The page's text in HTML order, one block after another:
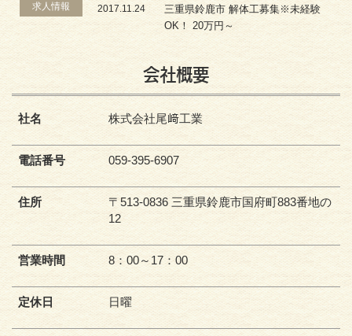
求人情報 2017.11.24
三重県鈴鹿市 解体工募集※未経験
OK！ 20万円～
会社概要
社名 株式会社尾﨑工業
電話番号 059-395-6907
住所
〒513-0836 三重県鈴鹿市国府町883番地の
12
営業時間 8：00～17：00
定休日 日曜